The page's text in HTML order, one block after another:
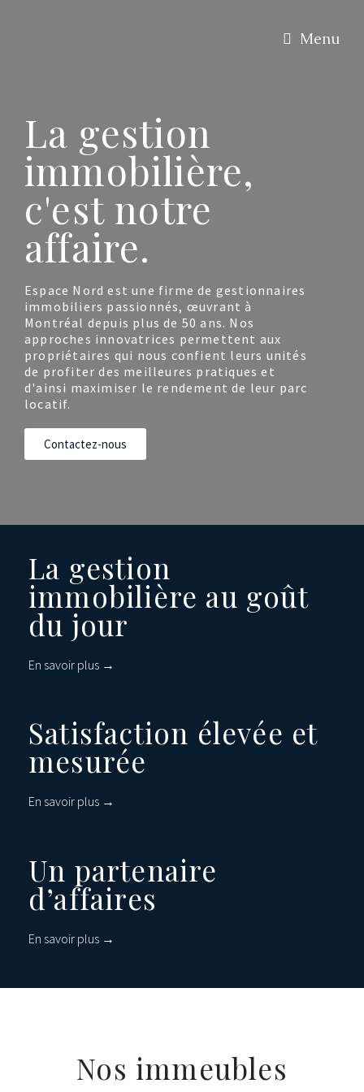
Menu
La gestion
immobilière,
c'est notre
affaire.
Espace Nord est une firme de gestionnaires
immobiliers passionnés, œuvrant à
Montréal depuis plus de 50 ans. Nos
approches innovatrices permettent aux
propriétaires qui nous confient leurs unités
de profiter des meilleures pratiques et
d'ainsi maximiser le rendement de leur parc
locatif.
Contactez-nous
La gestion
immobilière au goût
du jour
En savoir plus →
Satisfaction élevée et
mesurée
En savoir plus →
Un partenaire
d’affaires
En savoir plus →
Nos immeubles